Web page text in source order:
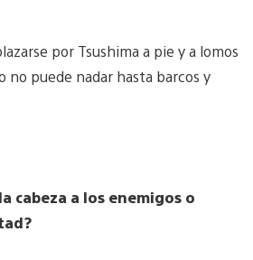
por Tsushima a pie y a lomos
no puede nadar hasta barcos y
cabeza a los enemigos o